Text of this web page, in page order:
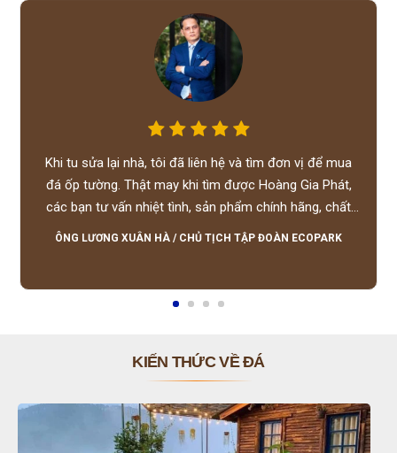
Khi tu sửa lại nhà, tôi đã liên hệ và tìm đơn vị để mua
đá ốp tường. Thật may khi tìm được Hoàng Gia Phát,
các bạn tư vấn nhiệt tình, sản phẩm chính hãng, chất
lượng tốt, giá hợp lý, hỗ trợ tận tình.
ÔNG LƯƠNG XUÂN HÀ / CHỦ TỊCH TẬP ĐOÀN ECOPARK
KIẾN THỨC VỀ ĐÁ